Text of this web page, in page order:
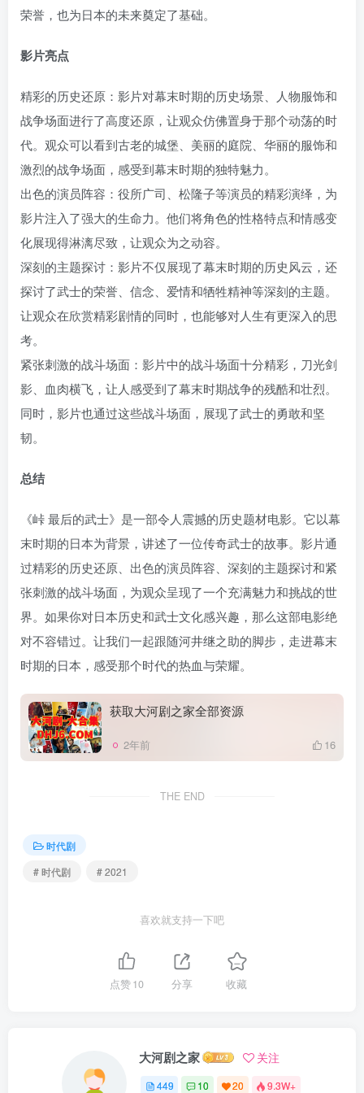
荣誉，也为日本的未来奠定了基础。
影片亮点
精彩的历史还原：影片对幕末时期的历史场景、人物服饰和
战争场面进行了高度还原，让观众仿佛置身于那个动荡的时
代。观众可以看到古老的城堡、美丽的庭院、华丽的服饰和
激烈的战争场面，感受到幕末时期的独特魅力。
出色的演员阵容：役所广司、松隆子等演员的精彩演绎，为
影片注入了强大的生命力。他们将角色的性格特点和情感变
化展现得淋漓尽致，让观众为之动容。
深刻的主题探讨：影片不仅展现了幕末时期的历史风云，还
探讨了武士的荣誉、信念、爱情和牺牲精神等深刻的主题。
让观众在欣赏精彩剧情的同时，也能够对人生有更深入的思
考。
紧张刺激的战斗场面：影片中的战斗场面十分精彩，刀光剑
影、血肉横飞，让人感受到了幕末时期战争的残酷和壮烈。
同时，影片也通过这些战斗场面，展现了武士的勇敢和坚
韧。
总结
《峠 最后的武士》是一部令人震撼的历史题材电影。它以幕
末时期的日本为背景，讲述了一位传奇武士的故事。影片通
过精彩的历史还原、出色的演员阵容、深刻的主题探讨和紧
张刺激的战斗场面，为观众呈现了一个充满魅力和挑战的世
界。如果你对日本历史和武士文化感兴趣，那么这部电影绝
对不容错过。让我们一起跟随河井继之助的脚步，走进幕末
时期的日本，感受那个时代的热血与荣耀。
获取大河剧之家全部资源
2年前 16
THE END
时代剧
# 时代剧
# 2021
喜欢就支持一下吧
点赞10 分享 收藏
大河剧之家 关注
449 10 20 9.3W+